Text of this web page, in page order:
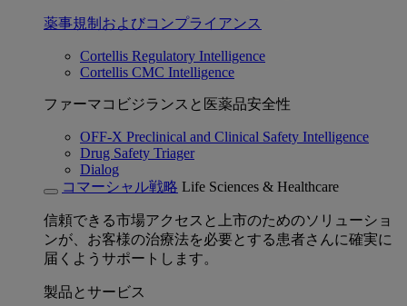
薬事規制およびコンプライアンス
Cortellis Regulatory Intelligence
Cortellis CMC Intelligence
ファーマコビジランスと医薬品安全性
OFF-X Preclinical and Clinical Safety Intelligence
Drug Safety Triager
Dialog
コマーシャル戦略 Life Sciences & Healthcare
信頼できる市場アクセスと上市のためのソリューショ
ンが、お客様の治療法を必要とする患者さんに確実に
届くようサポートします。
製品とサービス